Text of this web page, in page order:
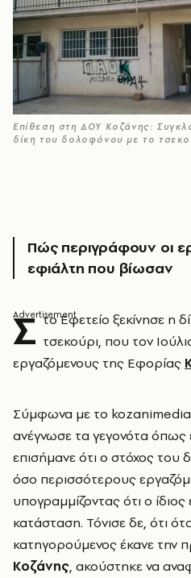
Επίθεση στη ΔΟΥ Κοζάνης:
δίκη του δολοφόνου με το
Πώς περιγράφουν οι
εφιάλτη που βίωσαν
Σ το Εφετείο ξεκίνησε η
τσεκούρι, που τον
εργαζόμενους της Εφορίας
Σύμφωνα με το
ανέγνωσε τα γεγονότα όπως
επισήμανε ότι ο στόχος του
όσο περισσότερους
υπογραμμίζοντας ότι ο
κατάσταση. Τόνισε δε, ότι
κατηγορούμενος έκανε την
Κοζάνης, ακούστηκε να